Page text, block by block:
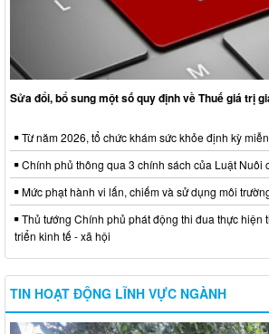
Sửa đổi, bổ sung một số quy định về Thuế giá trị
Từ năm 2026, tổ chức khám sức khỏe định kỳ
Chính phủ thông qua 3 chính sách của Luật Nuôi
Mức phạt hành vi lấn, chiếm và sử dụng môi
Thủ tướng Chính phủ phát động thi đua thực hiện
triển kinh tế - xã hội
TIN HOẠT ĐỘNG LĨNH VỰC NGÀNH